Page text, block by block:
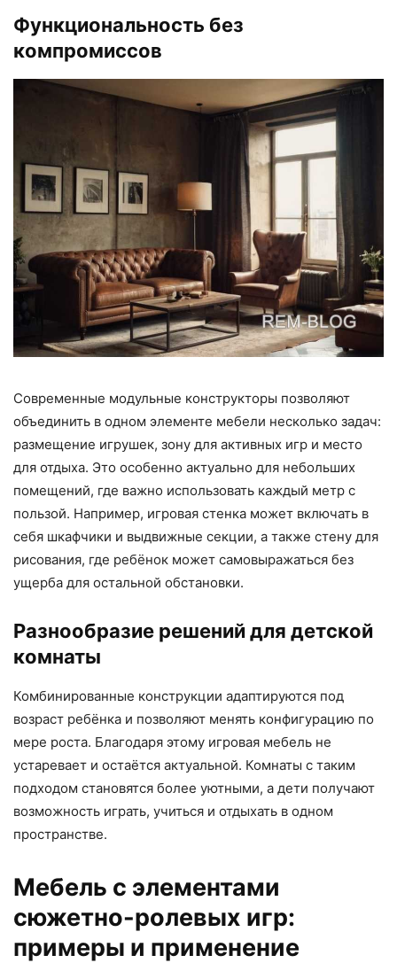
Функциональность без
компромиссов
Современные модульные конструкторы позволяют
объединить в одном элементе мебели несколько задач:
размещение игрушек, зону для активных игр и место
для отдыха. Это особенно актуально для небольших
помещений, где важно использовать каждый метр с
пользой. Например, игровая стенка может включать в
себя шкафчики и выдвижные секции, а также стену для
рисования, где ребёнок может самовыражаться без
ущерба для остальной обстановки.
Разнообразие решений для детской
комнаты
Комбинированные конструкции адаптируются под
возраст ребёнка и позволяют менять конфигурацию по
мере роста. Благодаря этому игровая мебель не
устаревает и остаётся актуальной. Комнаты с таким
подходом становятся более уютными, а дети получают
возможность играть, учиться и отдыхать в одном
пространстве.
Мебель с элементами
сюжетно-ролевых игр:
примеры и применение